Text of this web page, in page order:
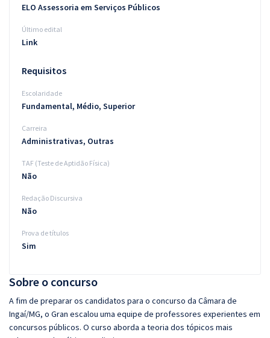
Atendimento
Sobre o concurso
A fim de preparar os candidatos para o concurso da Câmara de
Ingaí/MG, o Gran escalou uma equipe de professores experientes em
concursos públicos. O curso aborda a teoria dos tópicos mais
ELO Assessoria em Serviços Públicos
Último edital
Link
Requisitos
Escolaridade
Fundamental, Médio, Superior
Carreira
Administrativas, Outras
TAF (Teste de Aptidão Física)
Não
Redação Discursiva
Não
Prova de títulos
Sim